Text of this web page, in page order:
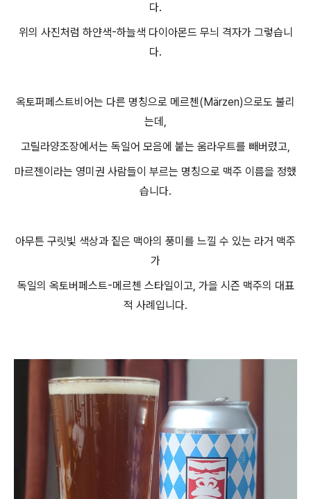
다.
위의 사진처럼 하얀색-하늘색 다이아몬드 무늬 격자가 그렇습니
다.
옥토퍼페스트비어는 다른 명칭으로 메르첸(Märzen)으로도 불리
는데,
고릴라양조장에서는 독일어 모음에 붙는 움라우트를 빼버렸고,
마르젠이라는 영미권 사람들이 부르는 명칭으로 맥주 이름을 정했
습니다.
아무튼 구릿빛 색상과 짙은 맥아의 풍미를 느낄 수 있는 라거 맥주
가
독일의 옥토버페스트-메르첸 스타일이고, 가을 시즌 맥주의 대표
적 사례입니다.